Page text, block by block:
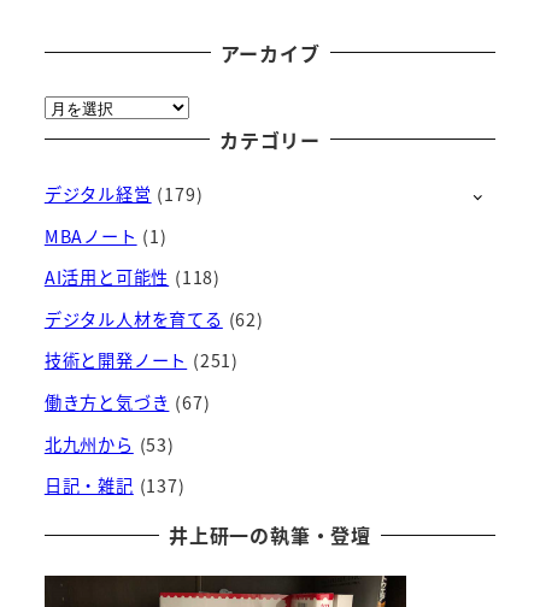
アーカイブ
ア
ー
イ
ブ
カテゴリー
デジタル経営 (179)
MBAノート (1)
AI活用と可能性 (118)
デジタル人材を育てる (62)
技術と開発ノート (251)
働き方と気づき (67)
北九州から (53)
日記・雑記 (137)
井上研一の執筆・登壇